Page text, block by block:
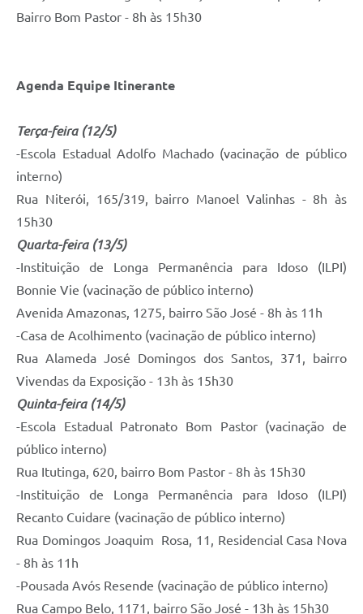
Bairro Bom Pastor - 8h às 15h30
Agenda Equipe Itinerante
Terça-feira (12/5)
-Escola Estadual Adolfo Machado (vacinação de público
interno)
Rua Niterói, 165/319, bairro Manoel Valinhas - 8h às
15h30
Quarta-feira (13/5)
-Instituição de Longa Permanência para Idoso (ILPI)
Bonnie Vie (vacinação de público interno)
Avenida Amazonas, 1275, bairro São José - 8h às 11h
-Casa de Acolhimento (vacinação de público interno)
Rua Alameda José Domingos dos Santos, 371, bairro
Vivendas da Exposição - 13h às 15h30
Quinta-feira (14/5)
-Escola Estadual Patronato Bom Pastor (vacinação de
público interno)
Rua Itutinga, 620, bairro Bom Pastor - 8h às 15h30
-Instituição de Longa Permanência para Idoso (ILPI)
Recanto Cuidare (vacinação de público interno)
Rua Domingos Joaquim Rosa, 11, Residencial Casa Nova
- 8h às 11h
-Pousada Avós Resende (vacinação de público interno)
Rua Campo Belo, 1171, bairro São José - 13h às 15h30